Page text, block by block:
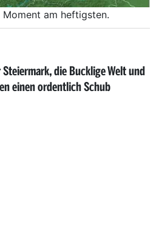
am heftigsten.
die Bucklige Welt und
einen ordentlich Schub